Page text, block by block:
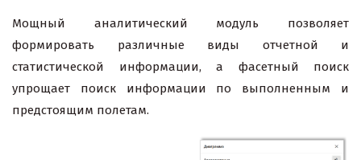
Мощный аналитический модуль позволяет
формировать различные виды отчетной и
статистической информации, а фасетный поиск
упрощает поиск информации по выполненным и
предстоящим полетам.